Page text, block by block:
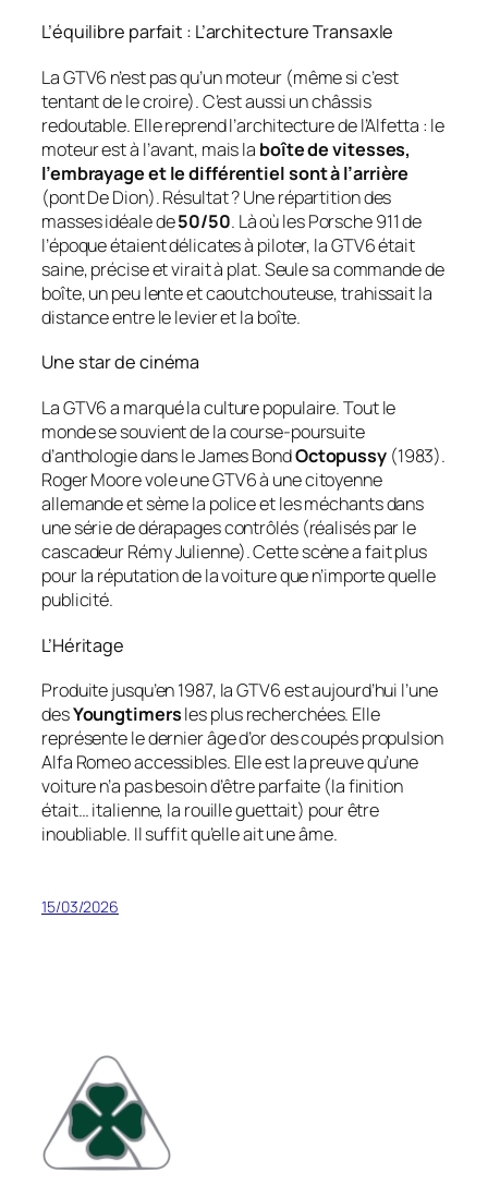
L’équilibre parfait : L’architecture Transaxle
La GTV6 n’est pas qu’un moteur (même si c’est
tentant de le croire). C’est aussi un châssis
redoutable. Elle reprend l’architecture de l’Alfetta : le
moteur est à l’avant, mais la boîte de vitesses,
l’embrayage et le différentiel sont à l’arrière
(pont De Dion). Résultat ? Une répartition des
masses idéale de50/50. Là où les Porsche 911 de
l’époque étaient délicates à piloter, la GTV6 était
saine, précise et virait à plat. Seule sa commande de
boîte, un peu lente et caoutchouteuse, trahissait la
distance entre le levier et la boîte.
Une star de cinéma
La GTV6 a marqué la culture populaire. Tout le
monde se souvient de la course-poursuite
d’anthologie dans le James BondOctopussy(1983).
Roger Moore vole une GTV6 à une citoyenne
allemande et sème la police et les méchants dans
une série de dérapages contrôlés (réalisés par le
cascadeur Rémy Julienne). Cette scène a fait plus
pour la réputation de la voiture que n’importe quelle
publicité.
L’Héritage
Produite jusqu’en 1987, la GTV6 est aujourd’hui l’une
desYoungtimersles plus recherchées. Elle
représente le dernier âge d’or des coupés propulsion
Alfa Romeo accessibles. Elle est la preuve qu’une
voiture n’a pas besoin d’être parfaite (la finition
était… italienne, la rouille guettait) pour être
inoubliable. Il suffit qu’elle ait une âme.
15/03/2026